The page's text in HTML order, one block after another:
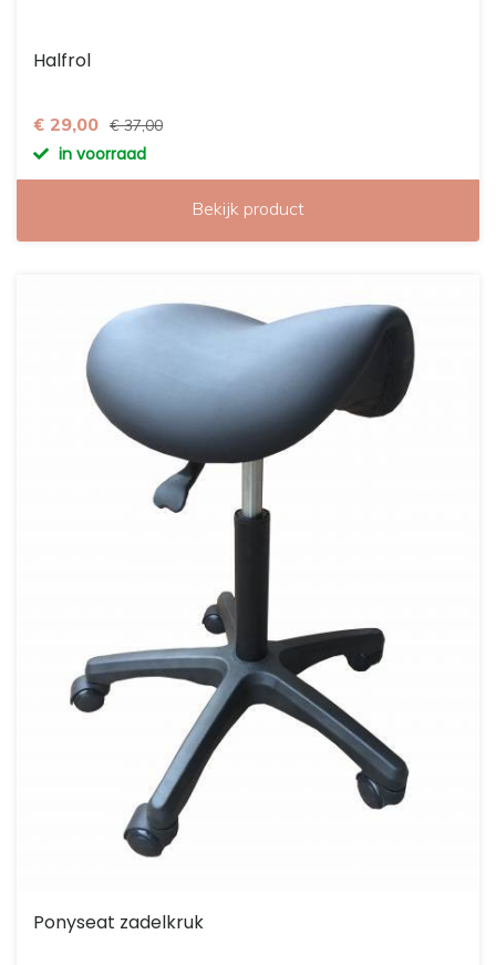
Halfrol
€ 29,00 € 37,00
in voorraad
Bekijk product
Ponyseat zadelkruk